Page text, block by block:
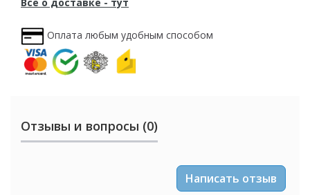
Оплата любым удобным способом
Отзывы и вопросы (0)
Написать отзыв